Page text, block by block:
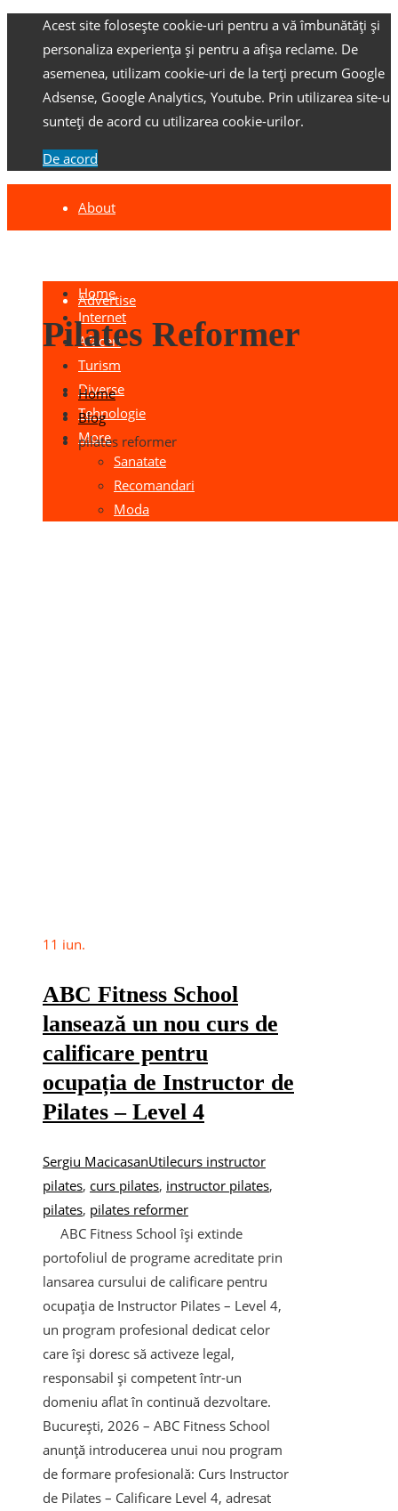
Acest site folosește cookie-uri pentru a vă îmbunătăți și
personaliza experiența și pentru a afișa reclame. De
asemenea, utilizam cookie-uri de la terți precum Google
Adsense, Google Analytics, Youtube. Prin utilizarea site-
sunteți de acord cu utilizarea cookie-urilor.
De acord
About
Advertise
Home
Internet
Afaceri
Turism
Diverse
Tehnologie
More
Sanatate
Recomandari
Moda
Pilates Reformer
Home
Blog
pilates reformer
11 iun.
ABC Fitness School
lansează un nou curs de
calificare pentru
ocupația de Instructor de
Pilates – Level 4
Sergiu MacicasanUtilecurs instructor
pilates, curs pilates, instructor pilates,
pilates, pilates reformer
ABC Fitness School își extinde
portofoliul de programe acreditate prin
lansarea cursului de calificare pentru
ocupația de Instructor Pilates – Level 4,
un program profesional dedicat celor
care își doresc să activeze legal,
responsabil și competent într-un
domeniu aflat în continuă dezvoltare.
București, 2026 – ABC Fitness School
anunță introducerea unui nou program
de formare profesională: Curs Instructor
de Pilates – Calificare Level 4, adresat